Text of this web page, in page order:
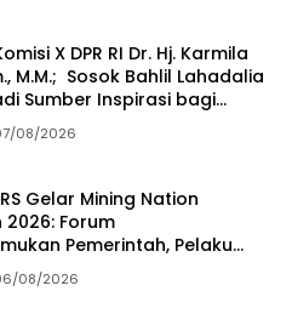
X DPR RI Dr. Hj. Karmila
M.M.; Sosok Bahlil Lahadalia
Sumber Inspirasi bagi
Pelaku Usaha,
maupun Pemangku
Kontribusi bagi
Nasional.
08/2026
Gelar Mining Nation
2026: Forum
Pemerintah, Pelaku
Akademisi, dan
dalam Mendukung
08/2026